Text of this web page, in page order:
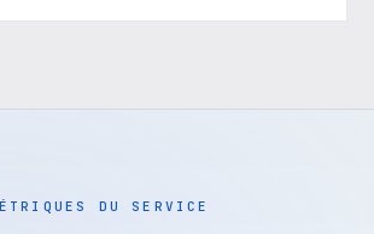
DU SERVICE